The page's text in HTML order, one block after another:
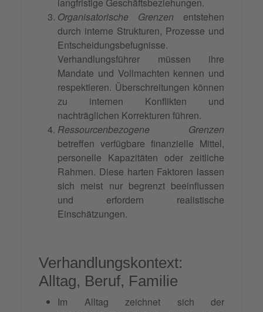
langfristige Geschäftsbeziehungen.
Organisatorische Grenzen entstehen
durch interne Strukturen, Prozesse und
Entscheidungsbefugnisse.
Verhandlungsführer müssen ihre
Mandate und Vollmachten kennen und
respektieren. Überschreitungen können
zu internen Konflikten und
nachträglichen Korrekturen führen.
Ressourcenbezogene Grenzen
betreffen verfügbare finanzielle Mittel,
personelle Kapazitäten oder zeitliche
Rahmen. Diese harten Faktoren lassen
sich meist nur begrenzt beeinflussen
und erfordern realistische
Einschätzungen.
Verhandlungskontext:
Alltag, Beruf, Familie
Im Alltag zeichnet sich der